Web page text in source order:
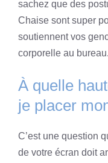
sachez que des
Chaise sont super
soutiennent vos
corporelle au bureau.
À quelle
je placer
C’est une question
de votre écran doit